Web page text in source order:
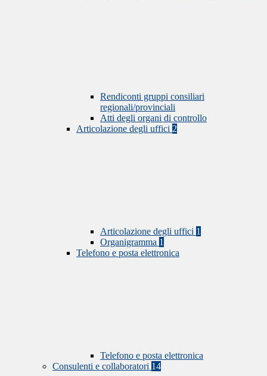
Rendiconti gruppi consiliari
regionali/provinciali
Atti degli organi di controllo
Articolazione degli uffici 2
Articolazione degli uffici 1
Organigramma 1
Telefono e posta elettronica
Telefono e posta elettronica
Consulenti e collaboratori 14